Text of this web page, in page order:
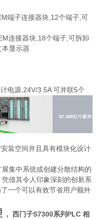
端子连接器块,12个端子,可
连接器块,18个端子,可拆卸
显示器
电源,24V/3.5A 可并联5个
装空间并且具有模块化设计
集中系统或创建分散结构的
借其令人印象深刻的创新系
一个可以有效节省用户额外
，西门子S7300系列PLC 相